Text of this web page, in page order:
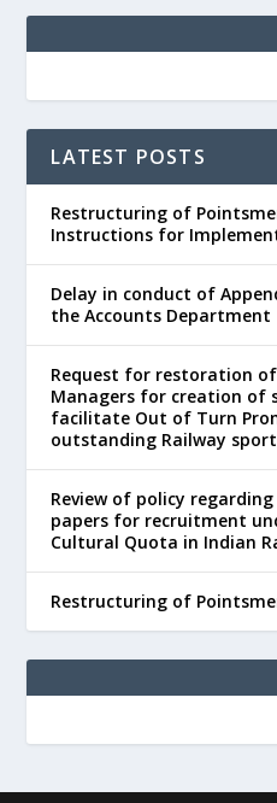
LATEST POSTS
Restructuring of
Instructions for
Delay in conduct of
the Accounts Department
Request for restoration
Managers for creation of
facilitate Out of Turn
outstanding Railway
Review of policy
papers for recruitment
Cultural Quota in Indian
Restructuring of